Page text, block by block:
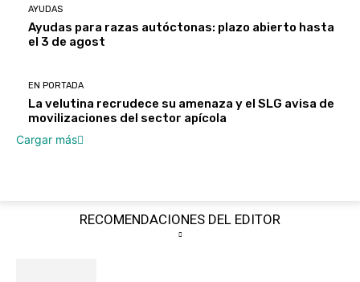
AYUDAS
Ayudas para razas autóctonas: plazo abierto hasta
el 3 de agost
EN PORTADA
La velutina recrudece su amenaza y el SLG avisa de
movilizaciones del sector apícola
Cargar más
RECOMENDACIONES DEL EDITOR